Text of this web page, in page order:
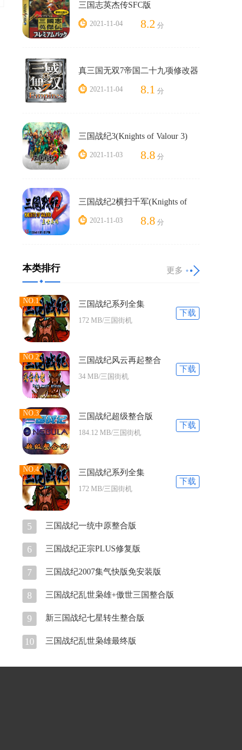
三国志英杰传SFC版
2021-11-04 8.2 分
真三国无双7帝国二十九项修改器
2021-11-04 8.1 分
三国战纪3(Knights of Valour 3)
2021-11-03 8.8 分
三国战纪2横扫千军(Knights of
2021-11-03 8.8 分
本类排行 更多
NO.1 三国战纪系列全集
172 MB/三国街机
下载
NO.2
三国战纪风云再起整合
34 MB/三国街机
下载
NO.3 三国战纪超级整合版
184.12 MB/三国街机
下载
NO.4 三国战纪系列全集
172 MB/三国街机
下载
5 三国战纪一统中原整合版
6 三国战纪正宗PLUS修复版
7 三国战纪2007集气快版免安装版
8 三国战纪乱世枭雄+傲世三国整合版
9 新三国战纪七星转生整合版
10 三国战纪乱世枭雄最终版